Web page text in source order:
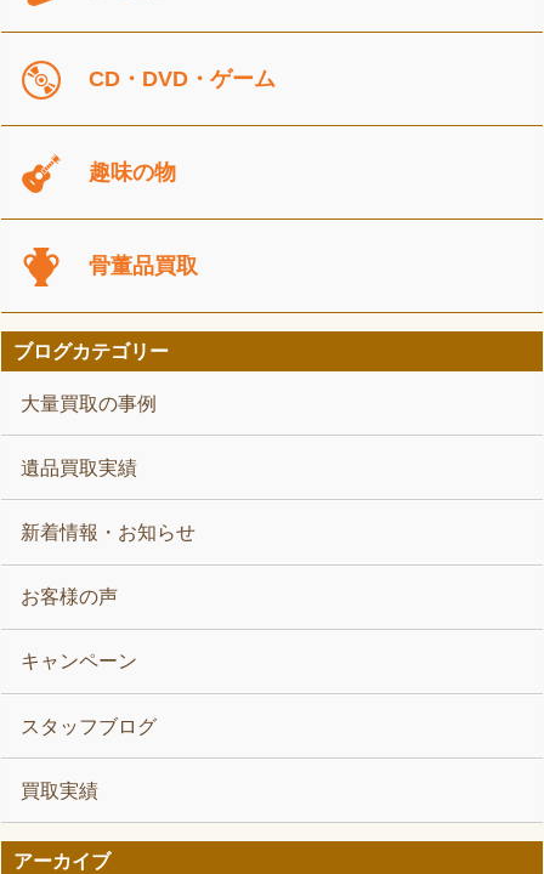
CD・DVD・ゲーム
趣味の物
骨董品買取
ブログカテゴリー
大量買取の事例
遺品買取実績
新着情報・お知らせ
お客様の声
キャンペーン
スタッフブログ
買取実績
アーカイブ